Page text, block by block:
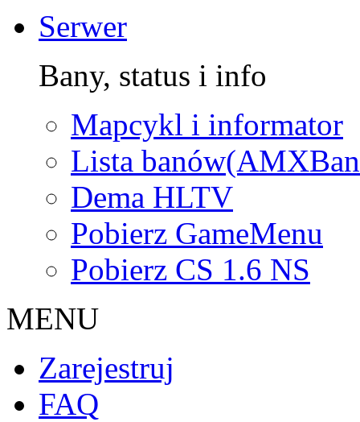
Serwer
Bany, status i info
Mapcykl i informator
Lista
Dema HLTV
Pobierz GameMenu
Pobierz CS 1.6 NS
MENU
Zarejestruj
FAQ